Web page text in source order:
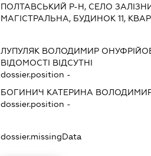
ПОЛТАВСЬКИЙ Р-Н, СЕЛО
МАГІСТРАЛЬНА, БУДИНОК 11,
ЛУПУЛЯК ВОЛОДИМИР
ВІДОМОСТІ ВІДСУТНІ
dossier.position -
БОГИНИЧ КАТЕРИНА
dossier.position -
dossier.missingData